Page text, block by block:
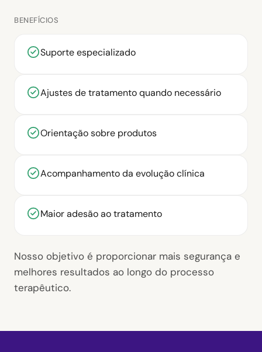
BENEFÍCIOS
Suporte especializado
Ajustes de tratamento quando necessário
Orientação sobre produtos
Acompanhamento da evolução clínica
Maior adesão ao tratamento
Nosso objetivo é proporcionar mais segurança e
melhores resultados ao longo do processo
terapêutico.